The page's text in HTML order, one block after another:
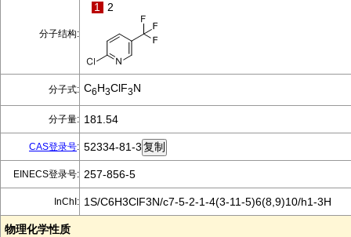
分子结构:
1 2
分子式: C6H3ClF3N
分子量: 181.54
CAS登录号: 52334-81-3
EINECS登录号: 257-856-5
InChI: 1S/C6H3ClF3N/c7-5-2-1-4(3-11-5)6(8,9)10/h1-3H
物理化学性质